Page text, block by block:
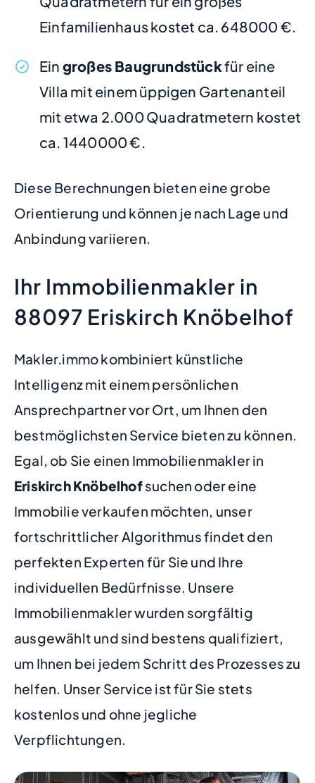
Einfamilienhaus kostet ca. 648000 €.
Ein großes Baugrundstückfür eine
Villa mit einem üppigen Gartenanteil
mit etwa 2.000 Quadratmetern kostet
ca. 1440000 €.
Diese Berechnungen bieten eine grobe
Orientierung und können je nach Lage und
Anbindung variieren.
Ihr Immobilienmakler in
88097 Eriskirch Knöbelhof
Makler.immo kombiniert künstliche
Intelligenz mit einem persönlichen
Ansprechpartner vor Ort, um Ihnen den
bestmöglichsten Service bieten zu können.
Egal, ob Sie einen Immobilienmakler in
Eriskirch Knöbelhofsuchen oder eine
Immobilie verkaufen möchten, unser
fortschrittlicher Algorithmus findet den
perfekten Experten für Sie und Ihre
individuellen Bedürfnisse. Unsere
Immobilienmakler wurden sorgfältig
ausgewählt und sind bestens qualifiziert,
um Ihnen bei jedem Schritt des Prozesses zu
helfen. Unser Service ist für Sie stets
kostenlos und ohne jegliche
Verpflichtungen.